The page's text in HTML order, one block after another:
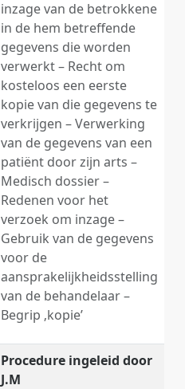
inzage van de betrokkene
in de hem betreffende
gegevens die worden
verwerkt – Recht om
kosteloos een eerste
kopie van die gegevens te
verkrijgen – Verwerking
van de gegevens van een
patiënt door zijn arts –
Medisch dossier –
Redenen voor het
verzoek om inzage –
Gebruik van de gegevens
voor de
aansprakelijkheidsstelling
van de behandelaar –
Begrip ‚kopie’
Procedure ingeleid door
J.M